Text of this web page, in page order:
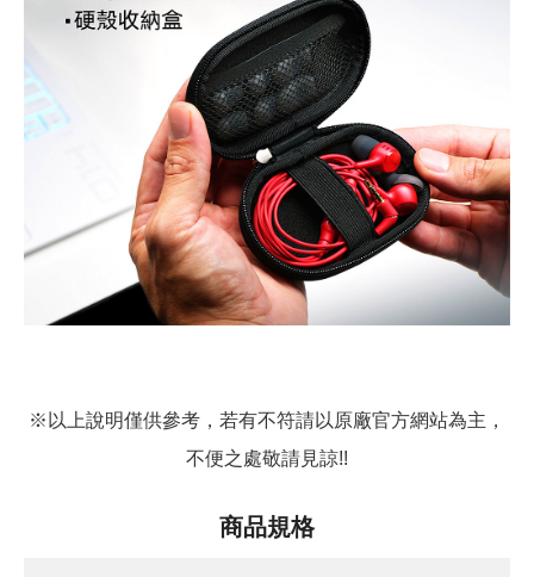
※以上說明僅供參考，若有不符請以原廠官方網站為主，
不便之處敬請見諒!!
商品規格